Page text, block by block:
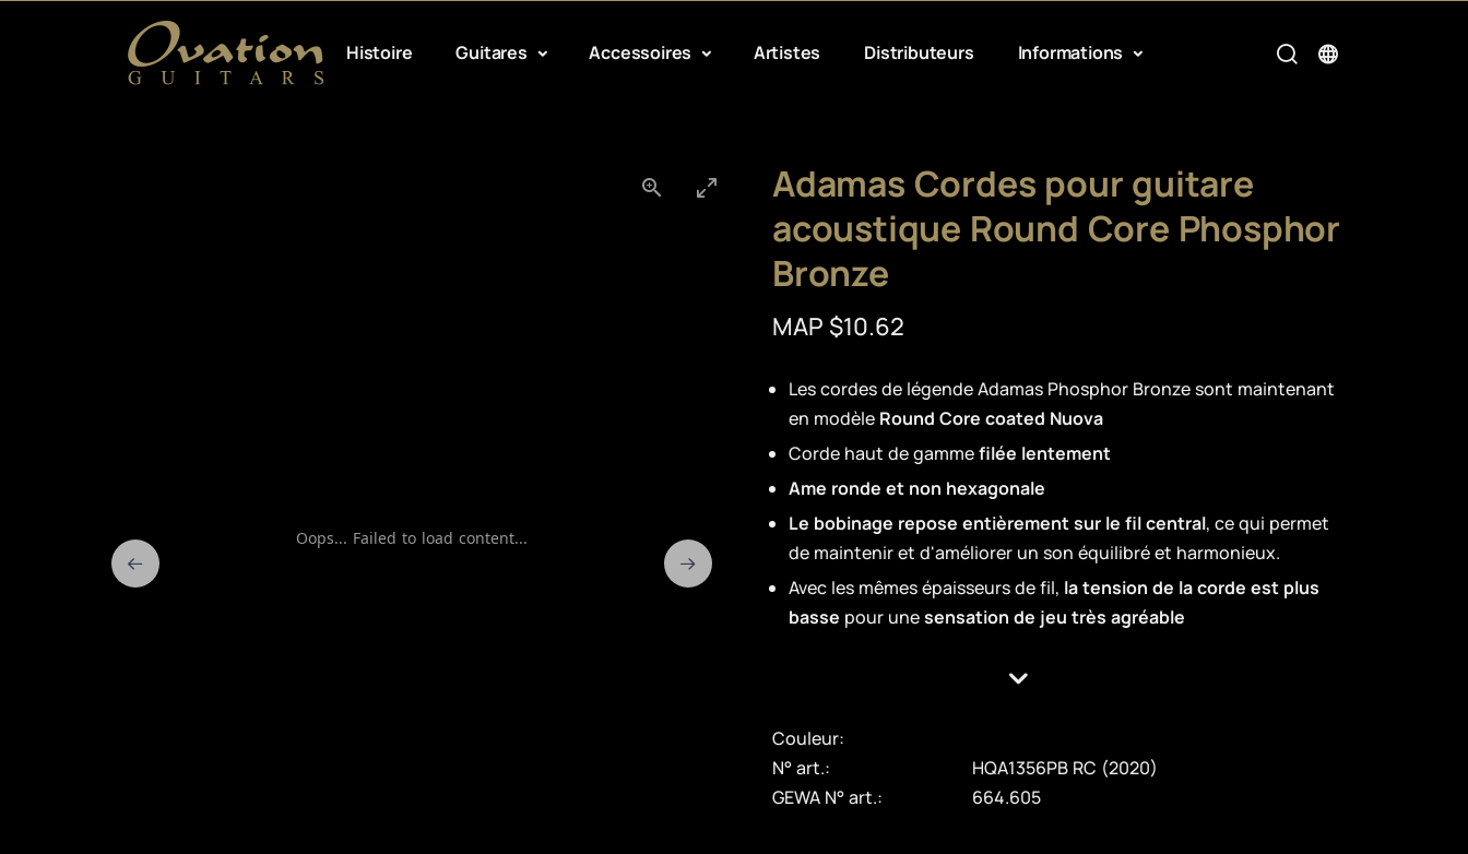
Histoire Guitares Accessoires Artistes Distributeurs Informations
Oops... Failed to load content...
Adamas Cordes pour guitare
acoustique Round Core Phosphor
Bronze
MAP $10.62
Les cordes de légende Adamas Phosphor Bronze sont maintenant
en modèle Round Core coated Nuova
Corde haut de gammefilée lentement
Ame ronde et non hexagonale
Le bobinage repose entièrement sur le fil central, ce qui permet
de maintenir et d'améliorer un son équilibré et harmonieux.
Avec les mêmes épaisseurs de fil, la tension de la corde est plus
basse pour unesensation de jeu très agréable
Couleur:
N° art.:
HQA1356PB RC (2020)
GEWA N° art.:
664.605